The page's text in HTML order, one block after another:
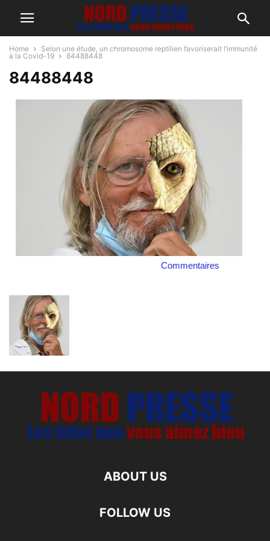
Home
Selon une étude, un chromosome reptilien favoriserait l’immunité
à la Covid-19
84488448
84488448
Commentaires
ABOUT US
FOLLOW US